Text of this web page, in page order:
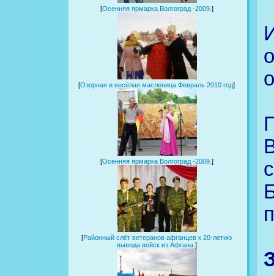
[Осенняя ярмарка Волгоград -2009. ]
[Озорная и весёлая масленица.Февраль 2010 год]
[Осенняя ярмарка Волгоград -2009. ]
[Районный слёт ветеранов афганцев к 20-летию
вывода войск из Афгана. ]